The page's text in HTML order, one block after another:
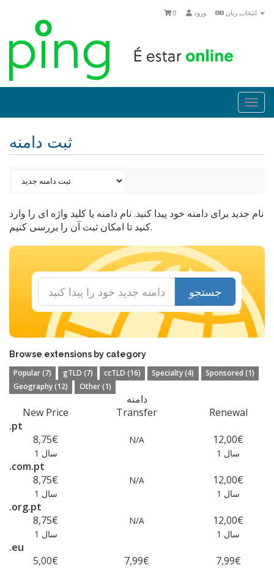
ورود 0
ثبت دامنه
نام جدید برای دامنه خود پیدا کنید. نام دامنه یا کلید واژه ای را وارد
کنید تا امکان ثبت آن را بررسی کنیم.
جستجو
Browse extensions by category
Popular (7) gTLD (7) ccTLD (16) Specialty (4)
Sponsored (1)
Geography (12)
Other (1)
دامنه
New Price
Transfer
Renewal
.pt
8,75€
1 سال
N/A 12,00€
1 سال
.com.pt
8,75€
1 سال
N/A 12,00€
1 سال
.org.pt
8,75€
1 سال
N/A 12,00€
1 سال
.eu
5,00€
7,99€ 7,99€